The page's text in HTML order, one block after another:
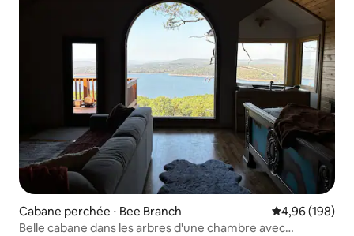
Cabane perchée ⋅ Bee Branch Évaluation
4,96 (198)
Belle cabane dans les arbres d'une chambre avec